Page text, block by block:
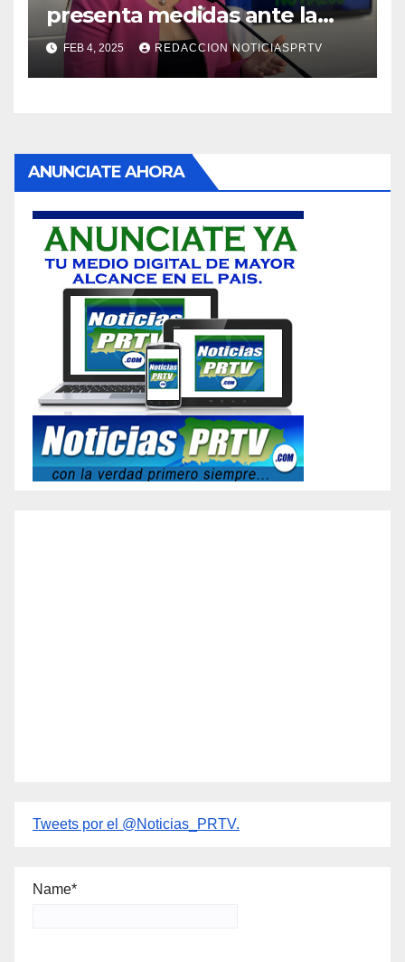
presenta medidas ante la
violencia en el noviazgo
FEB 4, 2025 REDACCION NOTICIASPRTV
ANUNCIATE AHORA
Tweets por el @Noticias_PRTV.
Name*